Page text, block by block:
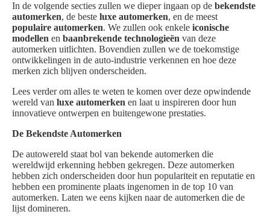
In de volgende secties zullen we dieper ingaan op de bekendste
automerken, de beste luxe automerken, en de meest
populaire automerken. We zullen ook enkele iconische
modellen en baanbrekende technologieën van deze
automerken uitlichten. Bovendien zullen we de toekomstige
ontwikkelingen in de auto-industrie verkennen en hoe deze
merken zich blijven onderscheiden.
Lees verder om alles te weten te komen over deze opwindende
wereld van luxe automerken en laat u inspireren door hun
innovatieve ontwerpen en buitengewone prestaties.
De Bekendste Automerken
De autowereld staat bol van bekende automerken die
wereldwijd erkenning hebben gekregen. Deze automerken
hebben zich onderscheiden door hun populariteit en reputatie en
hebben een prominente plaats ingenomen in de top 10 van
automerken. Laten we eens kijken naar de automerken die de
lijst domineren.